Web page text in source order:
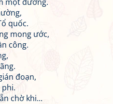
quốc.
mong ước,
công.
đoạn,
chờ khi...